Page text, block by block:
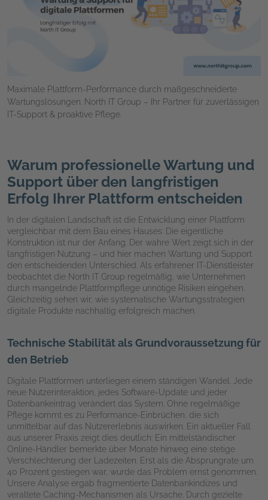
Maximale Plattform-Performance durch maßgeschneiderte
Wartungslösungen. North IT Group – Ihr Partner für zuverlässigen
IT-Support & proaktive Pflege.
Warum professionelle Wartung und
Support über den langfristigen
Erfolg Ihrer Plattform entscheiden
In der digitalen Landschaft ist die Entwicklung einer Plattform
vergleichbar mit dem Bau eines Hauses: Die eigentliche
Konstruktion ist nur der Anfang. Der wahre Wert zeigt sich in der
langfristigen Nutzung – und hier machen Wartung und Support
den entscheidenden Unterschied. Als erfahrener IT-Dienstleister
beobachtet die North IT Group regelmäßig, wie Unternehmen
durch mangelnde Plattformpflege unnötige Risiken eingehen.
Gleichzeitig sehen wir, wie systematische Wartungsstrategien
digitale Produkte nachhaltig erfolgreich machen.
Technische Stabilität als Grundvoraussetzung für
den Betrieb
Digitale Plattformen unterliegen einem ständigen Wandel. Jede
neue Nutzerinteraktion, jedes Software-Update und jeder
Datenbankeintrag verändert das System. Ohne regelmäßige
Pflege kommt es zu Performance-Einbrüchen, die sich
unmittelbar auf das Nutzererlebnis auswirken. Ein aktueller Fall
aus unserer Praxis zeigt dies deutlich: Ein mittelständischer
Online-Händler bemerkte über Monate hinweg eine stetige
Verschlechterung der Ladezeiten. Erst als die Absprungrate um
40 Prozent gestiegen war, wurde das Problem ernst genommen.
Unsere Analyse ergab fragmentierte Datenbankindizes und
veraltete Caching-Mechanismen als Ursache. Durch gezielte